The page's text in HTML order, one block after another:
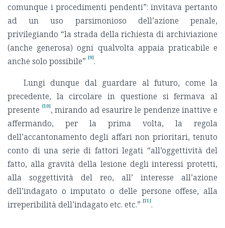
comunque i procedimenti pendenti”: invitava pertanto
ad un uso parsimonioso dell’azione penale,
privilegiando “la strada della richiesta di archiviazione
(anche generosa) ogni qualvolta appaia praticabile e
anche solo possibile” [9].
Lungi dunque dal guardare al futuro, come la
precedente, la circolare in questione si fermava al
presente [10], mirando ad esaurire le pendenze inattive e
affermando, per la prima volta, la regola
dell’accantonamento degli affari non prioritari, tenuto
conto di una serie di fattori legati “all’oggettività del
fatto, alla gravità della lesione degli interessi protetti,
alla soggettività del reo, all’ interesse all’azione
dell’indagato o imputato o delle persone offese, alla
irreperibilità dell’indagato etc. etc.” [11].